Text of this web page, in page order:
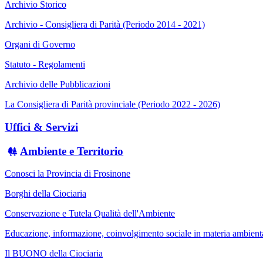
Archivio Storico
Archivio - Consigliera di Parità (Periodo 2014 - 2021)
Organi di Governo
Statuto - Regolamenti
Archivio delle Pubblicazioni
La Consigliera di Parità provinciale (Periodo 2022 - 2026)
Uffici & Servizi
Ambiente e Territorio
Conosci la Provincia di Frosinone
Borghi della Ciociaria
Conservazione e Tutela Qualità dell'Ambiente
Educazione, informazione, coinvolgimento sociale in materia
Il BUONO della Ciociaria